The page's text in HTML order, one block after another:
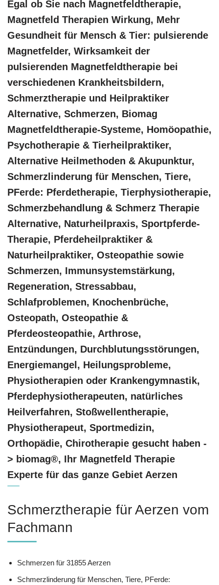
Egal ob Sie nach Magnetfeldtherapie,
Magnetfeld Therapien Wirkung, Mehr
Gesundheit für Mensch & Tier: pulsierende
Magnetfelder, Wirksamkeit der
pulsierenden Magnetfeldtherapie bei
verschiedenen Krankheitsbildern,
Schmerztherapie und Heilpraktiker
Alternative, Schmerzen, Biomag
Magnetfeldtherapie-Systeme, ‎Homöopathie,
‎Psychotherapie & ‎Tierheilpraktiker,
Alternative Heilmethoden & Akupunktur,
Schmerzlinderung für Menschen, Tiere,
PFerde: Pferdetherapie, Tierphysiotherapie,
Schmerzbehandlung & Schmerz Therapie
Alternative, Naturheilpraxis, Sportpferde-
Therapie, Pferdeheilpraktiker &
Naturheilpraktiker, Osteopathie sowie
Schmerzen, Immunsystemstärkung,
Regeneration, Stressabbau,
Schlafproblemen, Knochenbrüche,
Osteopath, Osteopathie &
Pferdeosteopathie, Arthrose,
Entzündungen, Durchblutungsstörungen,
Energiemangel, Heilungsprobleme,
Physiotherapien oder Krankengymnastik,
Pferdephysiotherapeuten, natürliches
Heilverfahren, Stoßwellentherapie,
Physiotherapeut, Sportmedizin,
Orthopädie, Chirotherapie gesucht haben -
> biomag®, Ihr Magnetfeld Therapie
Experte für das ganze Gebiet Aerzen
Schmerztherapie für Aerzen vom
Fachmann
Schmerzen für 31855 Aerzen
Schmerzlinderung für Menschen, Tiere, PFerde: